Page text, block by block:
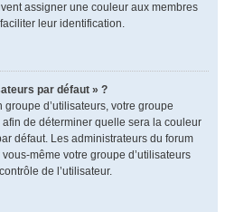
assigner une couleur aux membres
leur identification.
par défaut » ?
d’utilisateurs, votre groupe
de déterminer quelle sera la couleur
défaut. Les administrateurs du forum
même votre groupe d’utilisateurs
de l’utilisateur.